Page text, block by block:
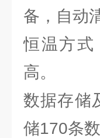
备，自动
恒温方式
高。
数据存储
储170条